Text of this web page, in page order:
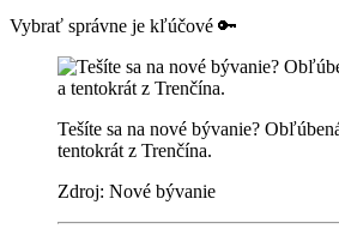
Vybrať správne je kľúčové 🔑
Tešíte sa na nové bývanie?
tentokrát z Trenčína.
Zdroj: Nové bývanie